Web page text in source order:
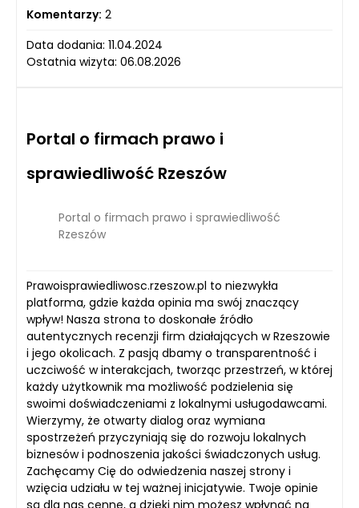
Komentarzy: 2
Data dodania: 11.04.2024
Ostatnia wizyta: 06.08.2026
Portal o firmach prawo i
sprawiedliwość Rzeszów
Portal o firmach prawo i sprawiedliwość
Rzeszów
Prawoisprawiedliwosc.rzeszow.pl to niezwykła
platforma, gdzie każda opinia ma swój znaczący
wpływ! Nasza strona to doskonałe źródło
autentycznych recenzji firm działających w Rzeszowie
i jego okolicach. Z pasją dbamy o transparentność i
uczciwość w interakcjach, tworząc przestrzeń, w której
każdy użytkownik ma możliwość podzielenia się
swoimi doświadczeniami z lokalnymi usługodawcami.
Wierzymy, że otwarty dialog oraz wymiana
spostrzeżeń przyczyniają się do rozwoju lokalnych
biznesów i podnoszenia jakości świadczonych usług.
Zachęcamy Cię do odwiedzenia naszej strony i
wzięcia udziału w tej ważnej inicjatywie. Twoje opinie
są dla nas cenne, a dzięki nim możesz wpłynąć na